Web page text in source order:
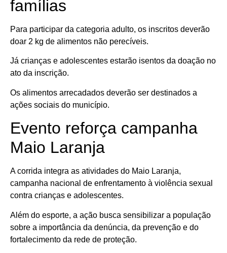
famílias
Para participar da categoria adulto, os inscritos deverão
doar 2 kg de alimentos não perecíveis.
Já crianças e adolescentes estarão isentos da doação no
ato da inscrição.
Os alimentos arrecadados deverão ser destinados a
ações sociais do município.
Evento reforça campanha
Maio Laranja
A corrida integra as atividades do Maio Laranja,
campanha nacional de enfrentamento à violência sexual
contra crianças e adolescentes.
Além do esporte, a ação busca sensibilizar a população
sobre a importância da denúncia, da prevenção e do
fortalecimento da rede de proteção.